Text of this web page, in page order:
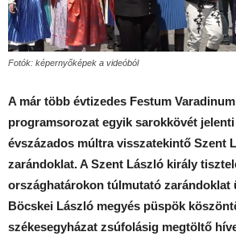
Fotók: képernyőképek a videóból
A már több évtizedes Festum
programsorozat egyik sarokkövét
évszázados múltra visszatekintő Szent
zarándoklat. A Szent László király
országhatárokon túlmutató zarándoklat
Böcskei László megyés püspök
székesegyházat zsúfolásig megtöltő